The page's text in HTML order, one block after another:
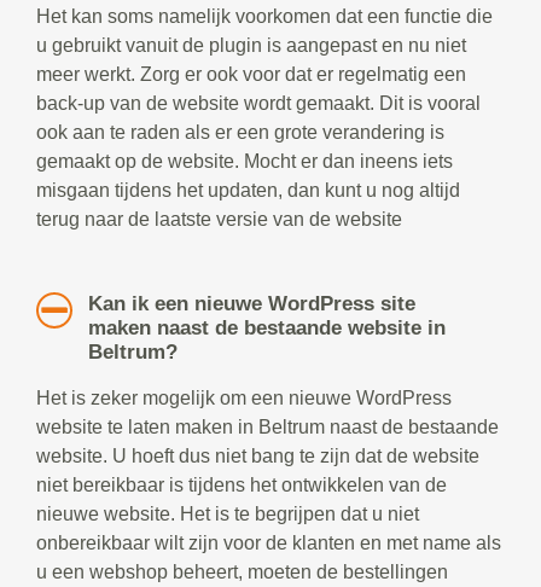
Het kan soms namelijk voorkomen dat een functie die
u gebruikt vanuit de plugin is aangepast en nu niet
meer werkt. Zorg er ook voor dat er regelmatig een
back-up van de website wordt gemaakt. Dit is vooral
ook aan te raden als er een grote verandering is
gemaakt op de website. Mocht er dan ineens iets
misgaan tijdens het updaten, dan kunt u nog altijd
terug naar de laatste versie van de website
Kan ik een nieuwe WordPress site
maken naast de bestaande website in
Beltrum?
Het is zeker mogelijk om een nieuwe WordPress
website te laten maken in Beltrum naast de bestaande
website. U hoeft dus niet bang te zijn dat de website
niet bereikbaar is tijdens het ontwikkelen van de
nieuwe website. Het is te begrijpen dat u niet
onbereikbaar wilt zijn voor de klanten en met name als
u een webshop beheert, moeten de bestellingen